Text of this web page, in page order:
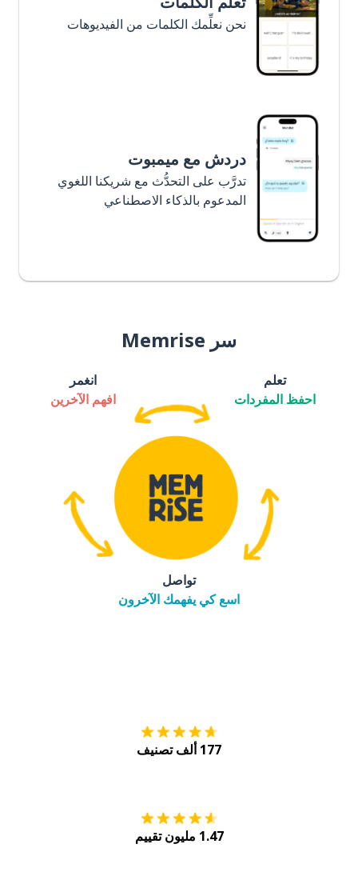
نحن نعلِّمك الكلمات من الفيديوهات
دردش مع ميمبوت
تدرَّب على التحدُّث مع شريكنا اللغوي
المدعوم بالذكاء الاصطناعي
سر Memrise
تعلم
احفظ المفردات
انغمر
افهم الآخرين
تواصل
اسع كي يفهمك الآخرون
177 ألف تصنيف
1.47 مليون تقييم